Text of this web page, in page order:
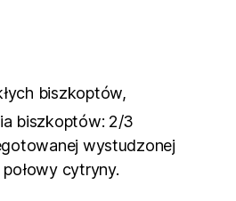
biszkoptów,
biszkoptów: 2/3
wystudzonej
cytryny.